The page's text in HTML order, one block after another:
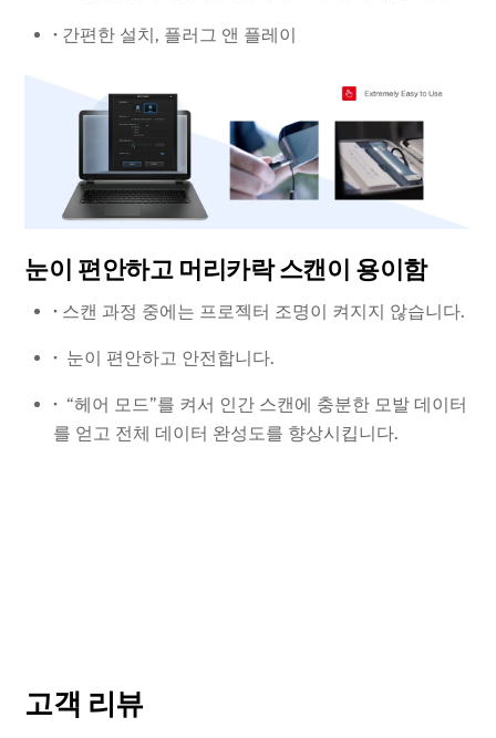
· 간편한 설치, 플러그 앤 플레이
눈이 편안하고 머리카락 스캔이 용이함
· 스캔 과정 중에는 프로젝터 조명이 켜지지 않습니다.
· 눈이 편안하고 안전합니다.
· “헤어 모드”를 켜서 인간 스캔에 충분한 모발 데이터
를 얻고 전체 데이터 완성도를 향상시킵니다.
고객 리뷰